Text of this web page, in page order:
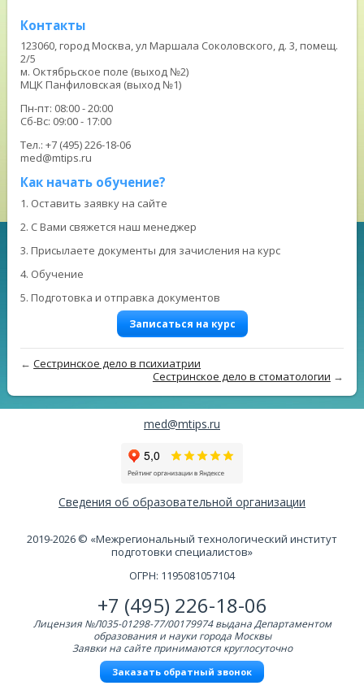
Контакты
123060, город Москва, ул Маршала Соколовского, д. 3, помещ.
2/5
м. Октябрьское поле (выход №2)
МЦК Панфиловская (выход №1)
Пн-пт: 08:00 - 20:00
Сб-Вс: 09:00 - 17:00
Тел.: +7 (495) 226-18-06
med@mtips.ru
Как начать обучение?
1. Оставить заявку на сайте
2. С Вами свяжется наш менеджер
3. Присылаете документы для зачисления на курс
4. Обучение
5. Подготовка и отправка документов
Записаться на курс
←Сестринское дело в психиатрии
Сестринское дело в стоматологии →
med@mtips.ru
Сведения об образовательной организации
2019-2026 © «Межрегиональный технологический институт
подготовки специалистов»
ОГРН: 1195081057104
+7 (495) 226-18-06
Лицензия №Л035-01298-77/00179974 выдана Департаментом
образования и науки города Москвы
Заявки на сайте принимаются круглосуточно
Заказать обратный звонок